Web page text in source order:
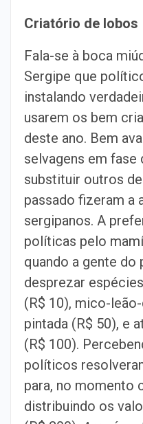
Criatório de lobos
Fala-se à boca
Sergipe que
instalando
usarem os bem
deste ano. Bem
selvagens em fase
substituir outros
passado fizeram a
sergipanos. A
políticas pelo
quando a gente
desprezar
(R$ 10), mico-
pintada (R$ 50), e
(R$ 100).
políticos
para, no momento
distribuindo os